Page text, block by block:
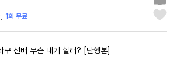
1화 무료
쿠 선배 무슨 내기 할래? [단행본]